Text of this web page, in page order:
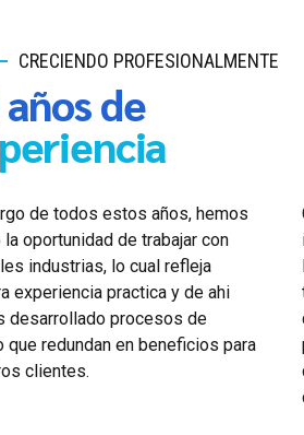
CRECIENDO PROFESIONALMENTE
de
de todos estos años, hemos
oportunidad de trabajar con
industrias, lo cual refleja
experiencia practica y de ahi
desarrollado procesos de
que redundan en beneficios para
clientes.